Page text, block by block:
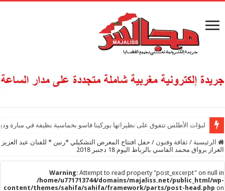
لبؤات الأطلس تتفوق على نظيراتها بوركينا فاسو بخماسية نظيفة في مبارة
الرئيسية / ثقافة وفنون / حفل افتتاح المعرض التشكيلي *رنين * للفنان عبد العزيز
الغراز برواق محمد الفاسي بالرباط اليوم 18 دجنبر 2018
Warning: Attempt to read property "post_excerpt" on null in
/home/u771713744/domains/majaliss.net/public_html/wp-
content/themes/sahifa/sahifa/framework/parts/post-head.php on